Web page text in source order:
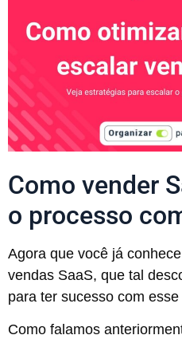
Como vender
o processo
Agora que você já
vendas SaaS, que tal
para ter sucesso com
Como falamos